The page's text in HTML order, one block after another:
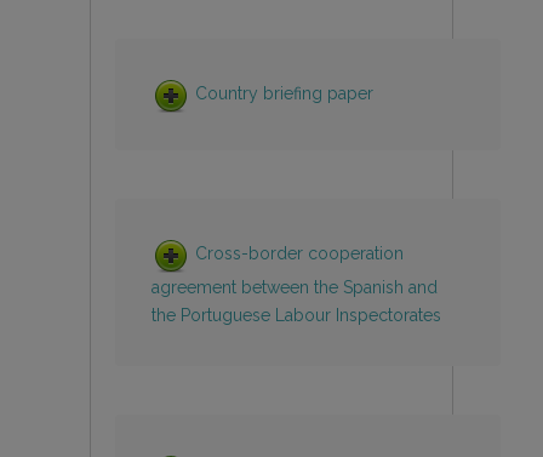
Country briefing paper
Cross-border cooperation
agreement between the Spanish and
the Portuguese Labour Inspectorates